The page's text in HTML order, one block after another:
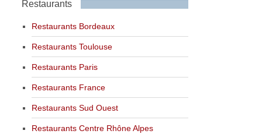
Restaurants
Restaurants Bordeaux
Restaurants Toulouse
Restaurants Paris
Restaurants France
Restaurants Sud Ouest
Restaurants Centre Rhône Alpes